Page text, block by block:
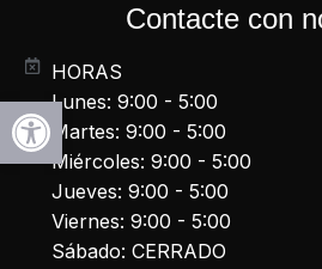
Contacte con
HORAS
Lunes: 9:00 - 5:00
Martes: 9:00 - 5:00
Miércoles: 9:00 - 5:00
Jueves: 9:00 - 5:00
Viernes: 9:00 - 5:00
Sábado: CERRADO
Abrir la barra de herramientas